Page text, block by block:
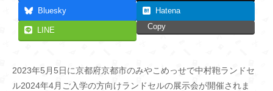
Bluesky Hatena
LINE Copy
2023年5月5日に京都府京都市のみやこめっせで中村鞄ランドセ
ル2024年4月ご入学の方向けランドセルの展示会が開催されま